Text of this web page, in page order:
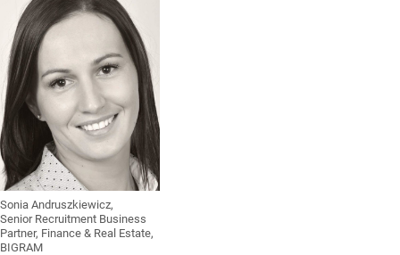
Sonia Andruszkiewicz,
Senior Recruitment Business
Partner, Finance & Real Estate,
BIGRAM